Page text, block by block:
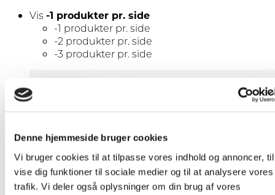
Denne hjemmeside bruger cookies
Vi bruger cookies til at tilpasse vores indhold og annoncer,
vise dig funktioner til sociale medier og til at analysere vores
trafik. Vi deler også oplysninger om din brug af vores
Vis -1 produkter pr. side
-1 produkter pr. side
-2 produkter pr. side
-3 produkter pr. side